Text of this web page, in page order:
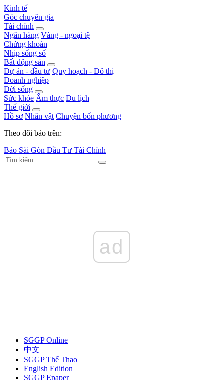
Kinh tế
Góc chuyên gia
Tài chính
Ngân hàng Vàng - ngoại tệ
Chứng khoán
Nhịp sống số
Bất động sản
Dự án - đầu tư Quy hoạch - Đô thị
Doanh nghiệp
Đời sống
Sức khỏe Ẩm thực Du lịch
Thế giới
Hồ sơ Nhân vật Chuyện bốn phương
Theo dõi báo trên:
Báo Sài Gòn Đầu Tư Tài Chính
ad
SGGP Online
中文
SGGP Thể Thao
English Edition
SGGP Epaper